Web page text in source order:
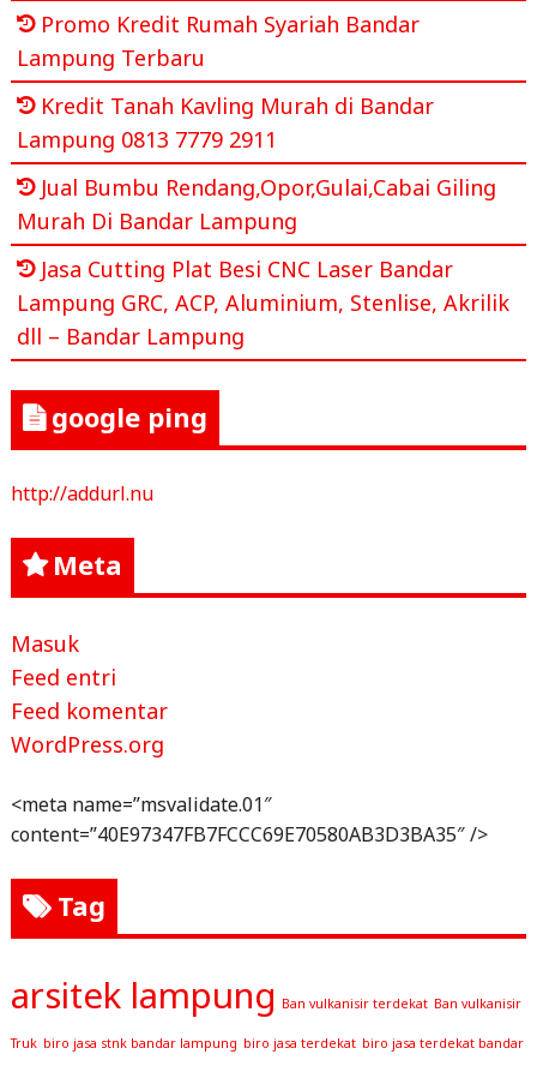
Promo Kredit Rumah Syariah Bandar
Lampung Terbaru
Kredit Tanah Kavling Murah di Bandar
Lampung 0813 7779 2911
Jual Bumbu Rendang,Opor,Gulai,Cabai Giling
Murah Di Bandar Lampung
Jasa Cutting Plat Besi CNC Laser Bandar
Lampung GRC, ACP, Aluminium, Stenlise, Akrilik
dll – Bandar Lampung
google ping
http://addurl.nu
Meta
Masuk
Feed entri
Feed komentar
WordPress.org
<meta name=”msvalidate.01″
content=”40E97347FB7FCCC69E70580AB3D3BA35″ />
Tag
arsitek lampung Ban vulkanisir terdekat Ban vulkanisir
Truk biro jasa stnk bandar lampung biro jasa terdekat biro jasa terdekat bandar